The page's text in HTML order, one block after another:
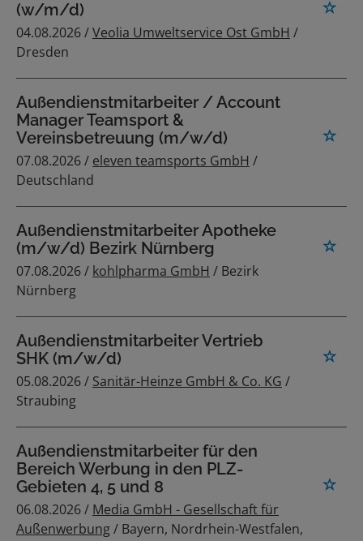
(w/m/d)
04.08.2026 /Veolia Umweltservice Ost GmbH /
Dresden
Außendienstmitarbeiter / Account
Manager Teamsport &
Vereinsbetreuung (m/w/d)
07.08.2026 / eleven teamsports GmbH /
Deutschland
Außendienstmitarbeiter Apotheke
(m/w/d) Bezirk Nürnberg
07.08.2026 / kohlpharma GmbH / Bezirk
Nürnberg
Außendienstmitarbeiter Vertrieb
SHK (m/w/d)
05.08.2026 / Sanitär-Heinze GmbH & Co. KG /
Straubing
Außendienstmitarbeiter für den
Bereich Werbung in den PLZ-
Gebieten 4, 5 und 8
06.08.2026 / Media GmbH - Gesellschaft für
Außenwerbung/ Bayern, Nordrhein-Westfalen,